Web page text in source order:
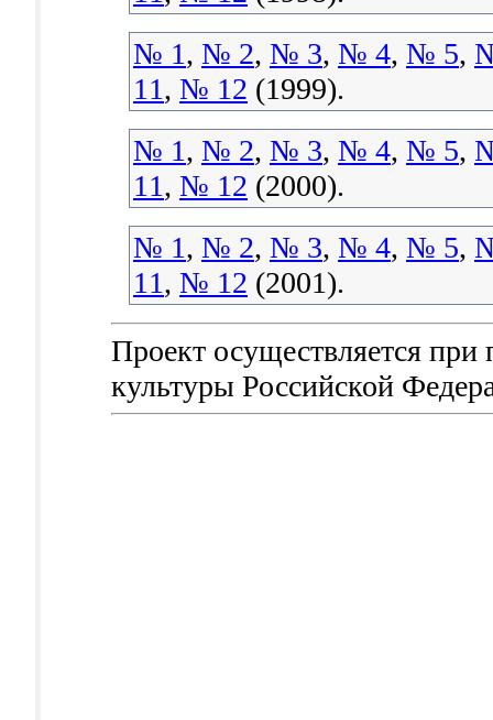
№ 1, № 2, № 3, № 4, № 5,
11, № 12 (1999).
№ 1, № 2, № 3, № 4, № 5,
11, № 12 (2000).
№ 1, № 2, № 3, № 4, № 5,
11, № 12 (2001).
Проект осуществляется
культуры Российской